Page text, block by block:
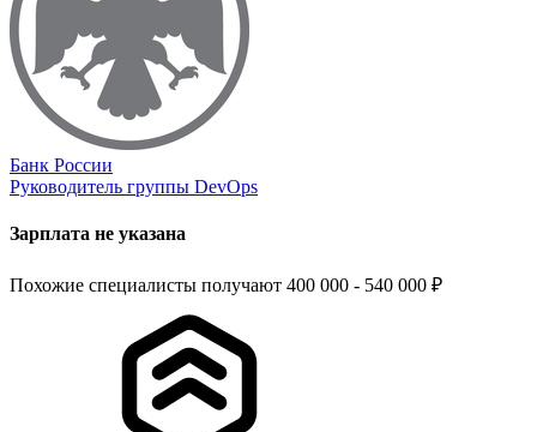
Банк России
Руководитель группы DevOps
Зарплата не указана
Похожие специалисты получают 400 000 - 540 000 ₽